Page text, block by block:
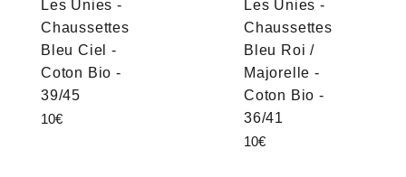
Les Unies -
Chaussettes
Bleu Ciel -
Coton Bio -
39/45
Prix
10€
Les Unies -
Chaussettes
Bleu Roi /
Majorelle -
Coton Bio -
36/41
Prix
10€